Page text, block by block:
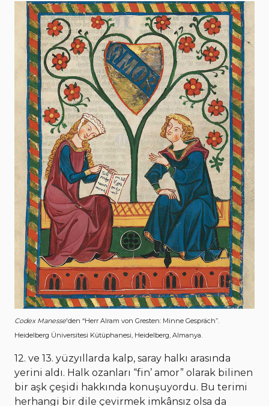
Codex Manesse'den “Herr Alram von Gresten: Minne Gespräch”.
Heidelberg Üniversitesi Kütüphanesi, Heidelberg, Almanya.
12. ve 13. yüzyıllarda kalp, saray halkı arasında
yerini aldı. Halk ozanları “fin’ amor” olarak bilinen
bir aşk çeşidi hakkında konuşuyordu. Bu terimi
herhangi bir dile çevirmek imkânsız olsa da